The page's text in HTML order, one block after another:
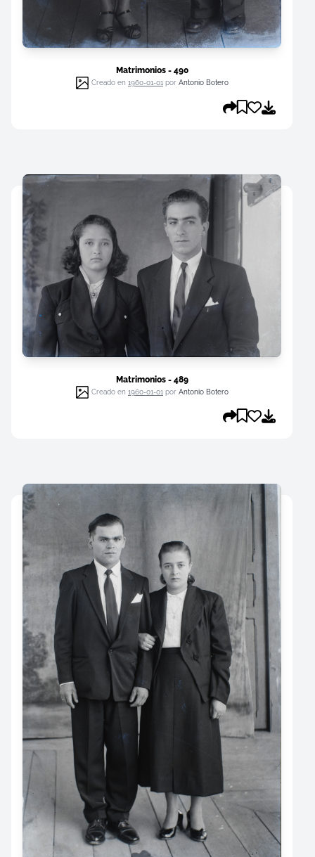
Matrimonios - 490
Creado en 1960-01-01 por Antonio Botero
Matrimonios - 489
Creado en 1960-01-01 por Antonio Botero